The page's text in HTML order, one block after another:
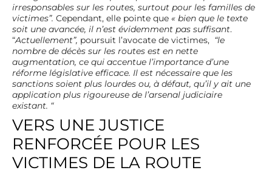
irresponsables sur les routes, surtout pour les familles de
victimes”. Cependant, elle pointe que « bien que le texte
soit une avancée, il n’est évidemment pas suffisant.
“Actuellement”, poursuit l’avocate de victimes, “le
nombre de décès sur les routes est en nette
augmentation, ce qui accentue l’importance d’une
réforme législative efficace. Il est nécessaire que les
sanctions soient plus lourdes ou, à défaut, qu’il y ait une
application plus rigoureuse de l’arsenal judiciaire
existant. “
VERS UNE JUSTICE
RENFORCÉE POUR LES
VICTIMES DE LA ROUTE